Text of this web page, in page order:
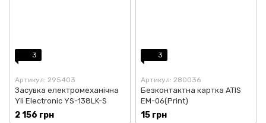
3
Артикул: 295403
Засувка електромеханічна
Yli Electronic YS-138LK-S
2 156 грн
3
Артикул: 280036
Безконтактна картка ATIS
EM-06(Print)
15 грн